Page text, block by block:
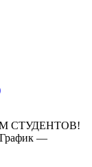
СТУДЕНТОВ!
График —